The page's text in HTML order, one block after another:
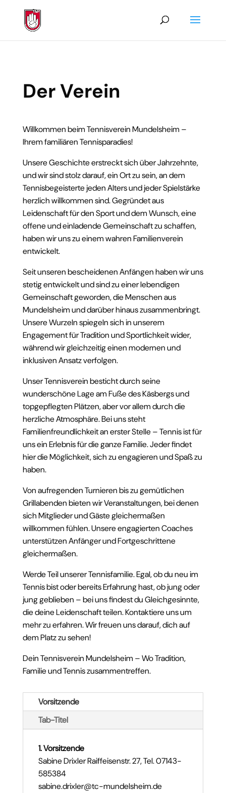
Der Verein
Willkommen beim Tennisverein Mundelsheim –
Ihrem familiären Tennisparadies!
Unsere Geschichte erstreckt sich über Jahrzehnte,
und wir sind stolz darauf, ein Ort zu sein, an dem
Tennisbegeisterte jeden Alters und jeder Spielstärke
herzlich willkommen sind. Gegründet aus
Leidenschaft für den Sport und dem Wunsch, eine
offene und einladende Gemeinschaft zu schaffen,
haben wir uns zu einem wahren Familienverein
entwickelt.
Seit unseren bescheidenen Anfängen haben wir uns
stetig entwickelt und sind zu einer lebendigen
Gemeinschaft geworden, die Menschen aus
Mundelsheim und darüber hinaus zusammenbringt.
Unsere Wurzeln spiegeln sich in unserem
Engagement für Tradition und Sportlichkeit wider,
während wir gleichzeitig einen modernen und
inklusiven Ansatz verfolgen.
Unser Tennisverein besticht durch seine
wunderschöne Lage am Fuße des Käsbergs und
topgepflegten Plätzen, aber vor allem durch die
herzliche Atmosphäre. Bei uns steht
Familienfreundlichkeit an erster Stelle – Tennis ist für
uns ein Erlebnis für die ganze Familie. Jeder findet
hier die Möglichkeit, sich zu engagieren und Spaß zu
haben.
Von aufregenden Turnieren bis zu gemütlichen
Grillabenden bieten wir Veranstaltungen, bei denen
sich Mitglieder und Gäste gleichermaßen
willkommen fühlen. Unsere engagierten Coaches
unterstützen Anfänger und Fortgeschrittene
gleichermaßen.
Werde Teil unserer Tennisfamilie. Egal, ob du neu im
Tennis bist oder bereits Erfahrung hast, ob jung oder
jung geblieben – bei uns findest du Gleichgesinnte,
die deine Leidenschaft teilen. Kontaktiere uns um
mehr zu erfahren. Wir freuen uns darauf, dich auf
dem Platz zu sehen!
Dein Tennisverein Mundelsheim – Wo Tradition,
Familie und Tennis zusammentreffen.
Vorsitzende
Tab-Titel
1. Vorsitzende
Sabine Drixler Raiffeisenstr. 27, Tel. 07143-
585384
sabine.drixler@tc-mundelsheim.de